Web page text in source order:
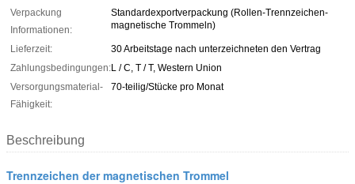
Verpackung
Informationen:
Standardexportverpackung (Rollen-Trennzeichen-
magnetische Trommeln)
Lieferzeit:
30 Arbeitstage nach unterzeichneten den Vertrag
Zahlungsbedingungen:L / C, T / T, Western Union
Versorgungsmaterial-
Fähigkeit:
70-teilig/Stücke pro Monat
Beschreibung
Trennzeichen der magnetischen Trommel